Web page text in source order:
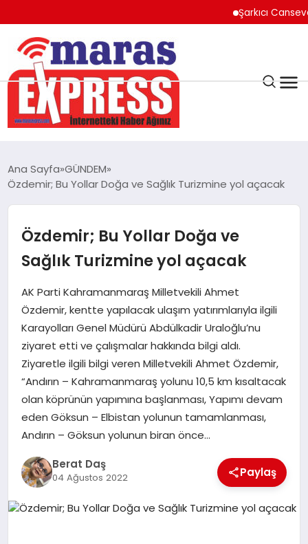
Şarkıcı Cansever
K.MARAŞ
ANDIRIN
AFŞİN
ÇAĞLAYANCERİT
BİZE ULAŞIN
GÖKSUN
TÜRKOĞLU
PAZARCIK
KÜNYE
NURHAK
Ana Sayfa GÜNDEM
Özdemir; Bu Yollar Doğa ve Sağlık Turizmine yol açacak
Özdemir; Bu Yollar Doğa ve
Sağlık Turizmine yol açacak
AK Parti Kahramanmaraş Milletvekili Ahmet
Özdemir, kentte yapılacak ulaşım yatırımlarıyla ilgili
Karayolları Genel Müdürü Abdülkadir Uraloğlu’nu
ziyaret etti ve çalışmalar hakkında bilgi aldı.
Ziyaretle ilgili bilgi veren Milletvekili Ahmet Özdemir,
“Andırın – Kahramanmaraş yolunu 10,5 km kısaltacak
olan köprünün yapımına başlanması, Yapımı devam
eden Göksun – Elbistan yolunun tamamlanması,
Andırın – Göksun yolunun biran önce…
Berat Daş
04 Ağustos 2022 Paylaş